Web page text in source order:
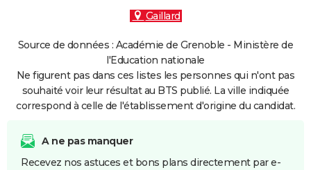
Gaillard
Source de données : Académie de Grenoble - Ministère de
l'Education nationale
Ne figurent pas dans ces listes les personnes qui n'ont pas
souhaité voir leur résultat au BTS publié. La ville indiquée
correspond à celle de l'établissement d'origine du candidat.
A ne pas manquer
Recevez nos astuces et bons plans directement par e-